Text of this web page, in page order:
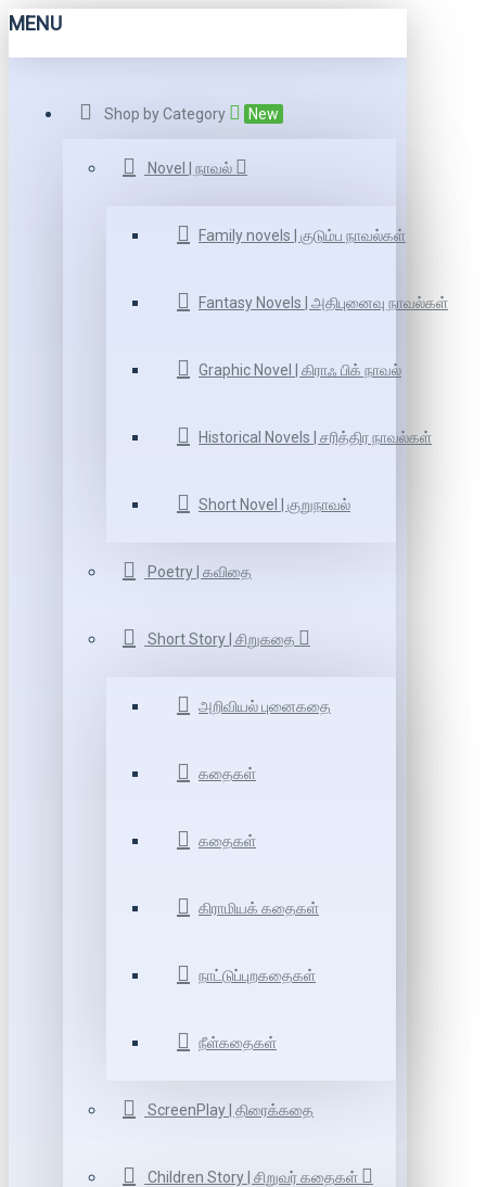
MENU
Shop by Category New
Novel | நாவல்
Family novels | குடும்ப நாவல்கள்
Fantasy Novels | அதிபுனைவு நாவல்கள்
Graphic Novel | கிராஃ பிக் நாவல்
Historical Novels | சரித்திர நாவல்கள்
Short Novel | குறுநாவல்
Poetry | கவிதை
Short Story | சிறுகதை
அறிவியல் புனைகதை
கதைகள்
கதைகள்
கிராமியக் கதைகள்
நாட்டுப்புறகதைகள்
நீள்கதைகள்
ScreenPlay | திரைக்கதை
Children Story | சிறுவர் கதைகள்